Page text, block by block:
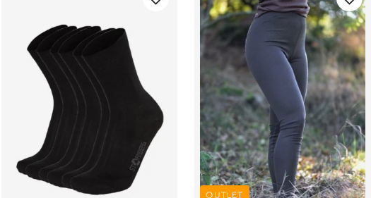
OUTLET